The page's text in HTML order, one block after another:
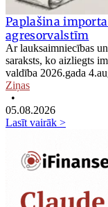
Paplašina
agresorvalstīm
Ar lauksaimniecības
saraksts, ko aizliegts
valdība 2026.gada
Ziņas
•
05.08.2026
Lasīt vairāk >